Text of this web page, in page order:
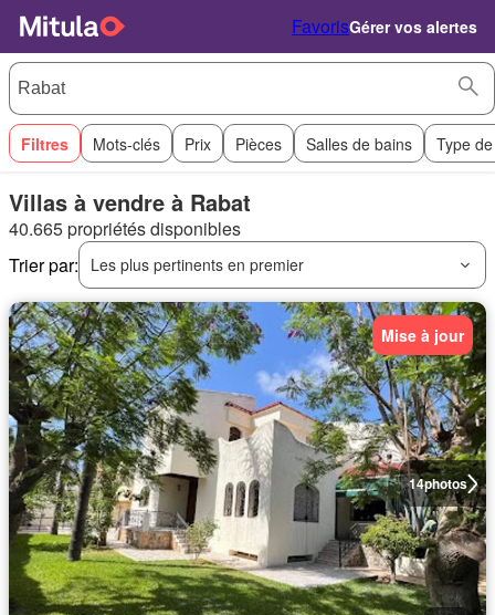
FavorisGérer vos alertes
Filtres Mots-clés Prix Pièces Salles de bains Type
Villas à vendre à Rabat
40.665 propriétés disponibles
Trier par:
Les plus pertinents en premier
14photos
Mise à jour